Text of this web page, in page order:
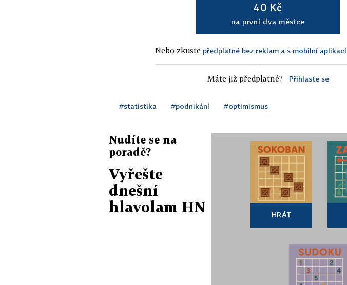
40 Kč
na první dva měsíce
Nebo zkuste předplatné bez reklam a s mobilní aplikací
Máte již předplatné? Přihlaste se
#statistika #podnikání #optimismus
Nudíte se na
poradě?
Vyřešte
dnešní
hlavolam HN
HRÁT